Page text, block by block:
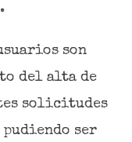
son
del alta de
solicitudes
ser